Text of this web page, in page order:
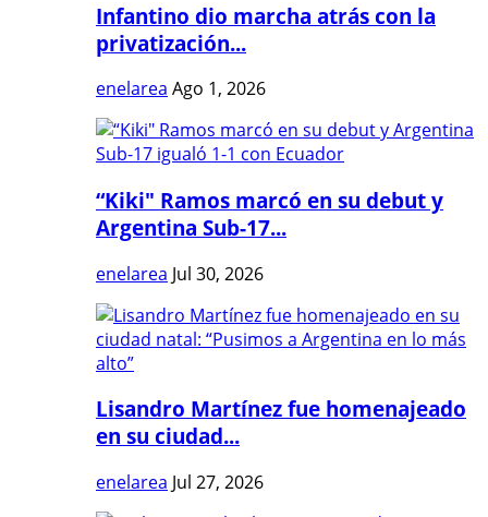
Infantino dio marcha atrás con la
privatización...
enelarea Ago 1, 2026
“Kiki" Ramos marcó en su debut y
Argentina Sub-17...
enelarea Jul 30, 2026
Lisandro Martínez fue homenajeado
en su ciudad...
enelarea Jul 27, 2026